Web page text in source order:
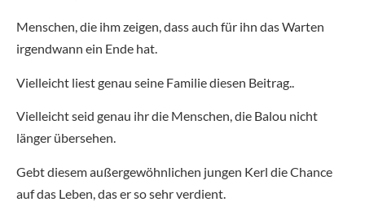
Menschen, die ihm zeigen, dass auch für ihn das Warten
irgendwann ein Ende hat.
Vielleicht liest genau seine Familie diesen Beitrag..
Vielleicht seid genau ihr die Menschen, die Balou nicht
länger übersehen.
Gebt diesem außergewöhnlichen jungen Kerl die Chance
auf das Leben, das er so sehr verdient.